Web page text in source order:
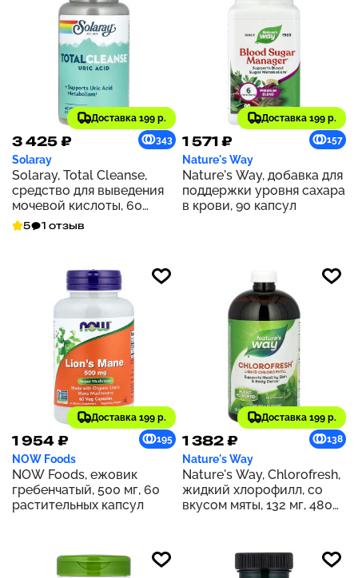
Доставка 199 р.
3 425 ₽ 343
Solaray
Solaray, Total Cleanse,
средство для выведения
мочевой кислоты, 60
растительных капсул
5 1 отзыв
Доставка 199 р.
1 571 ₽ 157
Nature's Way
Nature's Way, добавка для
поддержки уровня сахара
в крови, 90 капсул
Доставка 199 р.
1 954 ₽ 195
NOW Foods
NOW Foods, ежовик
гребенчатый, 500 мг, 60
растительных капсул
Доставка 199 р.
1 382 ₽ 138
Nature's Way
Nature's Way, Chlorofresh,
жидкий хлорофилл, со
вкусом мяты, 132 мг, 480